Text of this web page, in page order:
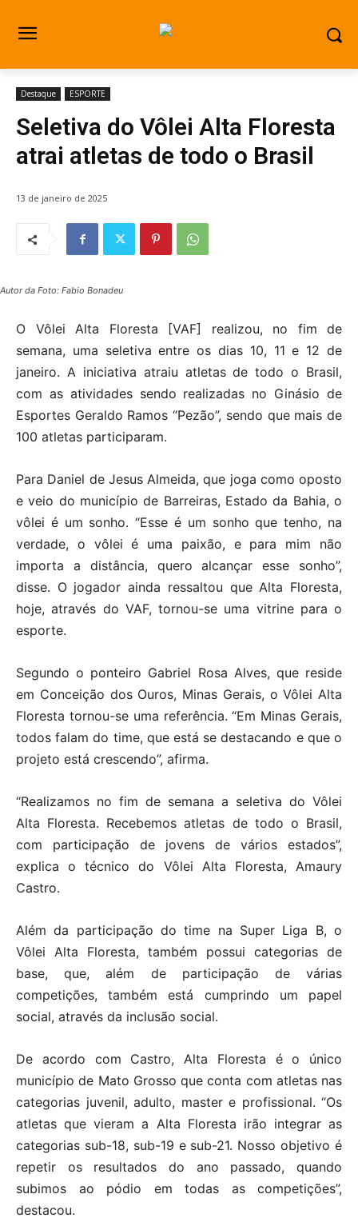
Destaque ESPORTE
Seletiva do Vôlei Alta Floresta
atrai atletas de todo o Brasil
13 de janeiro de 2025
Autor da Foto: Fabio Bonadeu
O Vôlei Alta Floresta [VAF] realizou, no fim de
semana, uma seletiva entre os dias 10, 11 e 12 de
janeiro. A iniciativa atraiu atletas de todo o Brasil,
com as atividades sendo realizadas no Ginásio de
Esportes Geraldo Ramos “Pezão”, sendo que mais de
100 atletas participaram.
Para Daniel de Jesus Almeida, que joga como oposto
e veio do município de Barreiras, Estado da Bahia, o
vôlei é um sonho. “Esse é um sonho que tenho, na
verdade, o vôlei é uma paixão, e para mim não
importa a distância, quero alcançar esse sonho”,
disse. O jogador ainda ressaltou que Alta Floresta,
hoje, através do VAF, tornou-se uma vitrine para o
esporte.
Segundo o ponteiro Gabriel Rosa Alves, que reside
em Conceição dos Ouros, Minas Gerais, o Vôlei Alta
Floresta tornou-se uma referência. “Em Minas Gerais,
todos falam do time, que está se destacando e que o
projeto está crescendo”, afirma.
“Realizamos no fim de semana a seletiva do Vôlei
Alta Floresta. Recebemos atletas de todo o Brasil,
com participação de jovens de vários estados”,
explica o técnico do Vôlei Alta Floresta, Amaury
Castro.
Além da participação do time na Super Liga B, o
Vôlei Alta Floresta, também possui categorias de
base, que, além de participação de várias
competições, também está cumprindo um papel
social, através da inclusão social.
De acordo com Castro, Alta Floresta é o único
município de Mato Grosso que conta com atletas nas
categorias juvenil, adulto, master e profissional. “Os
atletas que vieram a Alta Floresta irão integrar as
categorias sub-18, sub-19 e sub-21. Nosso objetivo é
repetir os resultados do ano passado, quando
subimos ao pódio em todas as competições”,
destacou.